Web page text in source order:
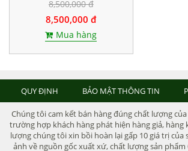
8,500,000 đ
8,500,000 đ
Mua hàng
QUY ĐỊNH BẢO MẬT THÔNG TIN
Chúng tôi cam kết bán hàng đúng chất lượng
trường hợp khách hàng phát hiện hàng giả, hàng
lượng chúng tôi xin bồi hoàn lại gấp 10 giá trị của
ảnh về nguồn gốc xuất xứ, chất lượng sản